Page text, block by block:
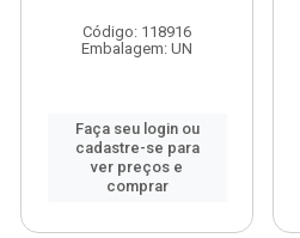
Código: 118916
Embalagem: UN
Faça seu login ou
cadastre-se para
ver preços e
comprar